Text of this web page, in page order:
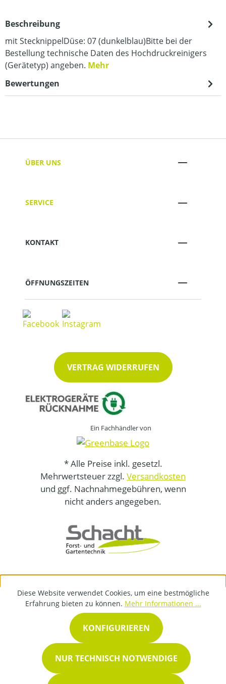
Beschreibung
mit StecknippelDüse: 07 (dunkelblau)Bitte bei der
Bestellung technische Daten des Hochdruckreinigers
(Gerätetyp) angeben. Mehr
Bewertungen
ÜBER UNS
SERVICE
KONTAKT
ÖFFNUNGSZEITEN
VERTRAG WIDERRUFEN
Ein Fachhändler von
* Alle Preise inkl. gesetzl.
Mehrwertsteuer zzgl. Versandkosten
und ggf. Nachnahmegebühren, wenn
nicht anders angegeben.
Diese Website verwendet Cookies, um eine bestmögliche
Erfahrung bieten zu können. Mehr Informationen ...
NUR TECHNISCH NOTWENDIGE
KONFIGURIEREN